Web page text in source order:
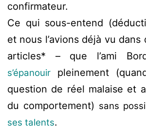
confirmateur.
Ce qui sous-entend
et nous l’avions déjà vu
articles* – que l’ami
s’épanouir pleinement
question de réel malaise et
du comportement) sans
ses talents.